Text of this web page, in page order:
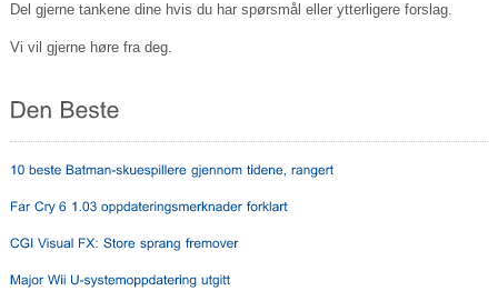
Del gjerne tankene dine hvis du har spørsmål eller ytterligere forslag.
Vi vil gjerne høre fra deg.